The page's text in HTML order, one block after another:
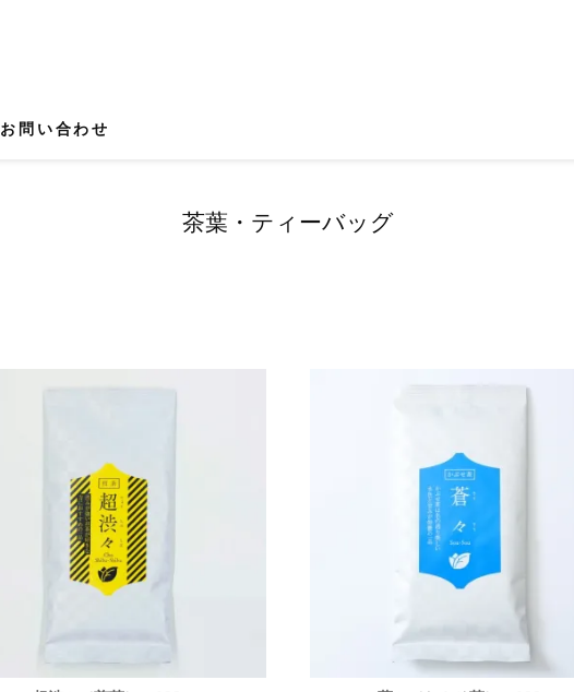
お問い合わせ
茶葉・ティーバッグ